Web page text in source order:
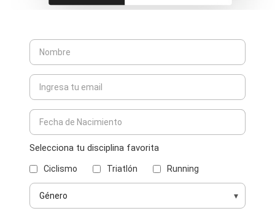
Selecciona tu disciplina favorita
Ciclismo Triatlón Running